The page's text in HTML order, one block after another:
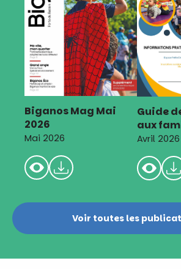
Biganos Mag Mai
2026
Mai 2026
Guide
aux
Avril 2026
Voir toutes les